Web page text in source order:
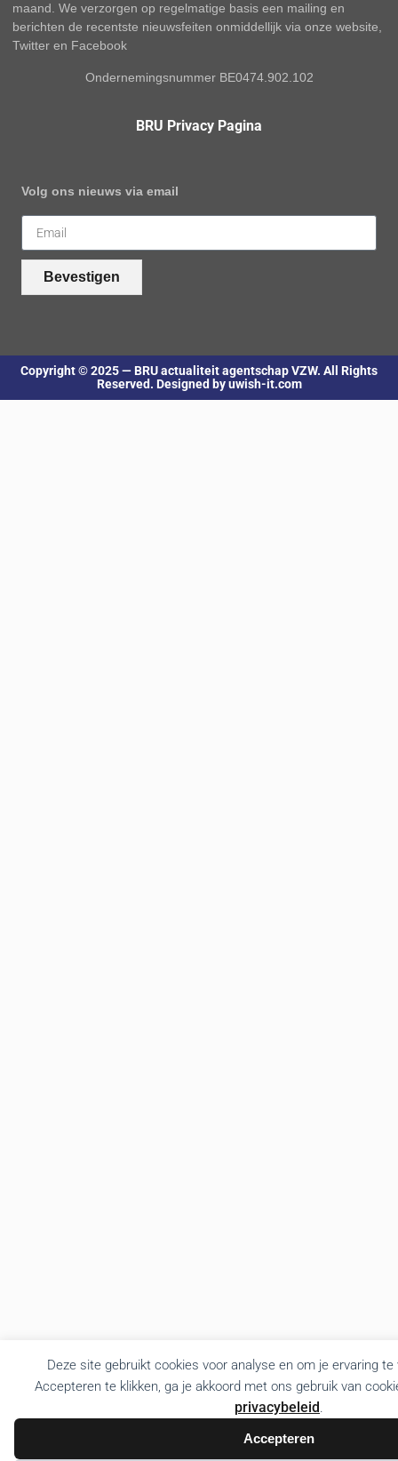
Deze site gebruikt cookies voor analyse en om je ervaring
Accepteren te klikken, ga je akkoord met ons gebruik van
privacybeleid.
Accepteren
maand. We verzorgen op regelmatige basis een mailing en
berichten de recentste nieuwsfeiten onmiddellijk via onze website,
Twitter en Facebook
Ondernemingsnummer BE0474.902.102
BRU Privacy Pagina
Volg ons nieuws via email
Bevestigen
Copyright © 2025 — BRU actualiteit agentschap VZW. All Rights
Reserved. Designed by uwish-it.com